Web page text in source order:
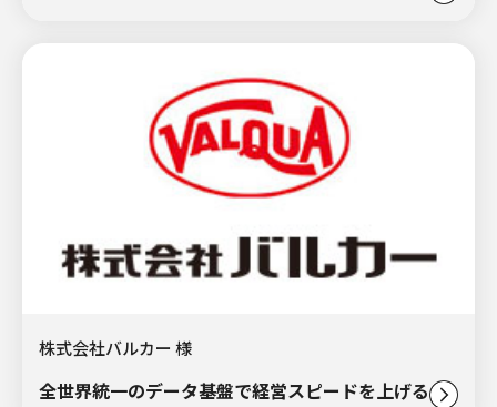
株式会社バルカー 様
全世界統一のデータ基盤で経営スピードを上げる。